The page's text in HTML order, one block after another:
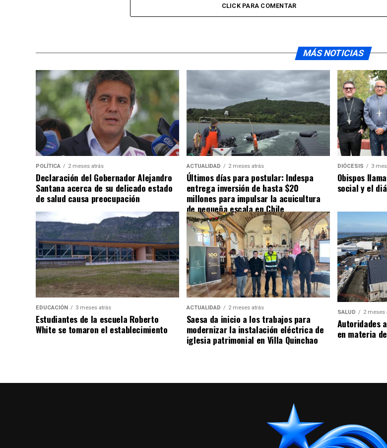
CLICK PARA COMENTAR
MÁS NOTICIAS
POLÍTICA 2 meses atrás
Declaración del Gobernador Alejandro
Santana acerca de su delicado estado
de salud causa preocupación
ACTUALIDAD 2 meses atrás
Últimos días para postular: Indespa
entrega inversión de hasta $20
millones para impulsar la acuicultura
de pequeña escala en Chile
DIÓCESIS 3
Obispos
social y el
EDUCACIÓN 3 meses atrás
Estudiantes de la escuela Roberto
White se tomaron el establecimiento
ACTUALIDAD 2 meses atrás
Saesa da inicio a los trabajos para
modernizar la instalación eléctrica de
iglesia patrimonial en Villa Quinchao
SALUD 2 meses
Autoridades
en materia